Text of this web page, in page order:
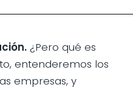
¿Pero qué es
entenderemos los
empresas, y